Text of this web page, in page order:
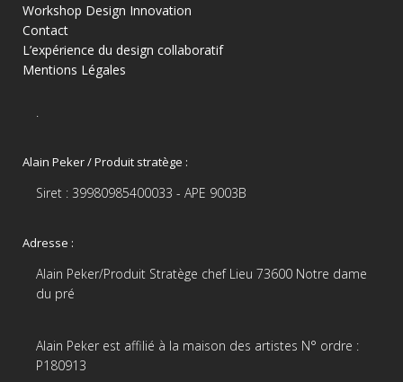
Workshop Design Innovation
Contact
L’expérience du design collaboratif
Mentions Légales
Alain Peker / Produit stratège :
Siret : 39980985400033 - APE 9003B
Adresse :
Alain Peker/Produit Stratège chef Lieu 73600 Notre dame
du pré
Alain Peker est affilié à la maison des artistes N° ordre :
P180913